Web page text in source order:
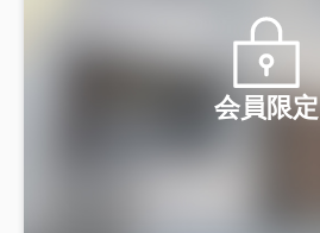
会員限定